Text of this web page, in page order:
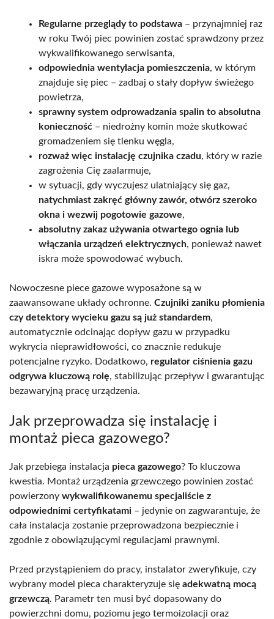
Regularne przeglądy to podstawa – przynajmniej raz
w roku Twój piec powinien zostać sprawdzony przez
wykwalifikowanego serwisanta,
odpowiednia wentylacja pomieszczenia, w którym
znajduje się piec – zadbaj o stały dopływ świeżego
powietrza,
sprawny system odprowadzania spalin to absolutna
konieczność – niedrożny komin może skutkować
gromadzeniem się tlenku węgla,
rozważ więc instalację czujnika czadu, który w razie
zagrożenia Cię zaalarmuje,
w sytuacji, gdy wyczujesz ulatniający się gaz,
natychmiast zakręć główny zawór, otwórz szeroko
okna i wezwij pogotowie gazowe,
absolutny zakaz używania otwartego ognia lub
włączania urządzeń elektrycznych, ponieważ nawet
iskra może spowodować wybuch.
Nowoczesne piece gazowe wyposażone są w
zaawansowane układy ochronne. Czujniki zaniku płomienia
czy detektory wycieku gazu są już standardem,
automatycznie odcinając dopływ gazu w przypadku
wykrycia nieprawidłowości, co znacznie redukuje
potencjalne ryzyko. Dodatkowo, regulator ciśnienia gazu
odgrywa kluczową rolę, stabilizując przepływ i gwarantując
bezawaryjną pracę urządzenia.
Jak przeprowadza się instalację i
montaż pieca gazowego?
Jak przebiega instalacja pieca gazowego? To kluczowa
kwestia. Montaż urządzenia grzewczego powinien zostać
powierzony wykwalifikowanemu specjaliście z
odpowiednimi certyfikatami – jedynie on zagwarantuje, że
cała instalacja zostanie przeprowadzona bezpiecznie i
zgodnie z obowiązującymi regulacjami prawnymi.
Przed przystąpieniem do pracy, instalator zweryfikuje, czy
wybrany model pieca charakteryzuje się adekwatną mocą
grzewczą. Parametr ten musi być dopasowany do
powierzchni domu, poziomu jego termoizolacji oraz